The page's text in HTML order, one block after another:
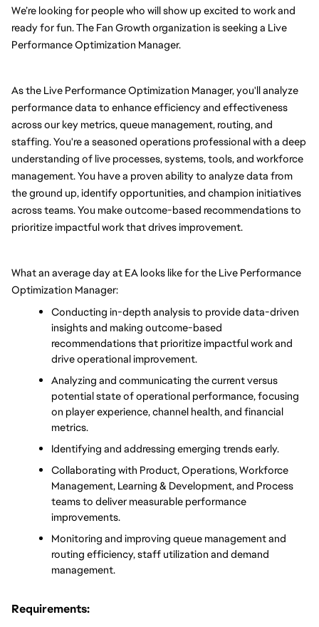
We’re looking for people who will show up excited to work and
ready for fun. The Fan Growth organization is seeking a Live
Performance Optimization Manager.
As the Live Performance Optimization Manager, you'll analyze
performance data to enhance efficiency and effectiveness
across our key metrics, queue management, routing, and
staffing. You're a seasoned operations professional with a deep
understanding of live processes, systems, tools, and workforce
management. You have a proven ability to analyze data from
the ground up, identify opportunities, and champion initiatives
across teams. You make outcome-based recommendations to
prioritize impactful work that drives improvement.
What an average day at EA looks like for the Live Performance
Optimization Manager:
Conducting in-depth analysis to provide data-driven
insights and making outcome-based
recommendations that prioritize impactful work and
drive operational improvement.
Analyzing and communicating the current versus
potential state of operational performance, focusing
on player experience, channel health, and financial
metrics.
Identifying and addressing emerging trends early.
Collaborating with Product, Operations, Workforce
Management, Learning & Development, and Process
teams to deliver measurable performance
improvements.
Monitoring and improving queue management and
routing efficiency, staff utilization and demand
management.
Requirements: